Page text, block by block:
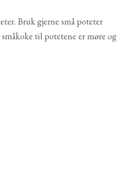
Bruk gjerne små poteter
til potetene er møre og